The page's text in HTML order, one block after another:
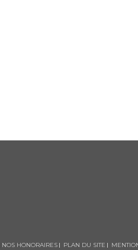
NOS HONORAIRES PLAN DU SITE